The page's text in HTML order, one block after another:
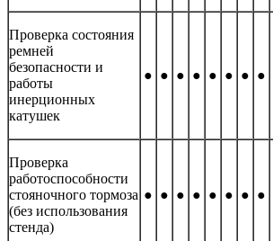
Проверка состояния
ремней
безопасности и
работы
инерционных
катушек
● ● ● ● ● ● ● ●
Проверка
работоспособности
стояночного тормоза
(без использования
стенда)
● ● ● ● ● ● ● ●